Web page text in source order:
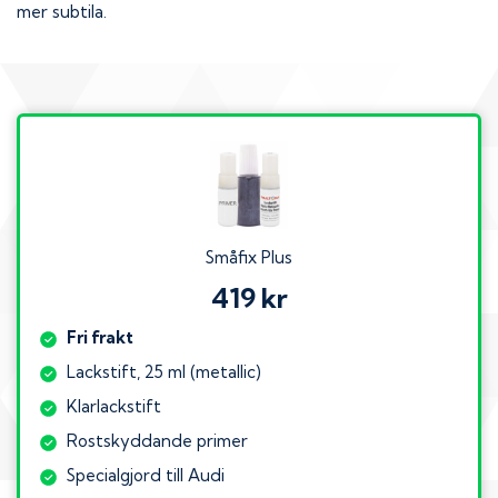
mer subtila.
Småfix Plus
419 kr
Fri frakt
Lackstift, 25 ml (metallic)
Klarlackstift
Rostskyddande primer
Specialgjord till Audi